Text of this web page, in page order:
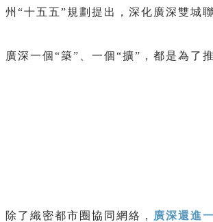
州“十五五”規劃提出，深化廣深雙城
廣深一個“築”、一個“擴”，都是為了
除了織密都市圈協同網絡， 廣深還進